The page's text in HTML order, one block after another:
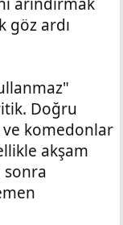
göz ardı
Doğru
ve komedonlar
akşam